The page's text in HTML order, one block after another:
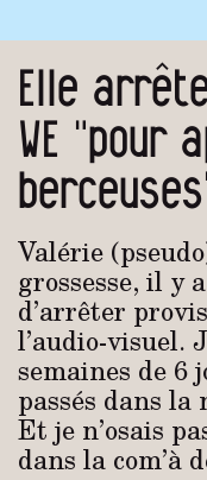
Elle
WE "pour
Valérie
grossesse, il y
d’arrêter
l’audio-visuel.
semaines de 6
passés dans la
Et je n’osais
dans la com’à